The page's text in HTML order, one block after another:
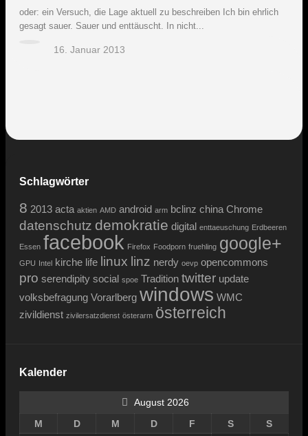
oder: ein Versuch, die Lage aktuell zu beschreiben Ich bin ehrlich
gesagt sauer. Sauer und enttäuscht. In nicht...
16. Januar 2013
Schlagwörter
8 2013 acta aktien AMD android arm bclinz china Chrome
datenschutz demokratie digital enttaeuschung Erdbeeren
Essen facebook Firefox Foodporn fruehling google+
GPU Intel kirche life linux linz nerdy oevp opencommons
pro serendipity social spoe Tradition twitter update
volksbefragung Vorarlberg windows WMC
zivildienst zivilersatzdienst österarm österreich
Kalender
August 2026
M
D M D F S
S